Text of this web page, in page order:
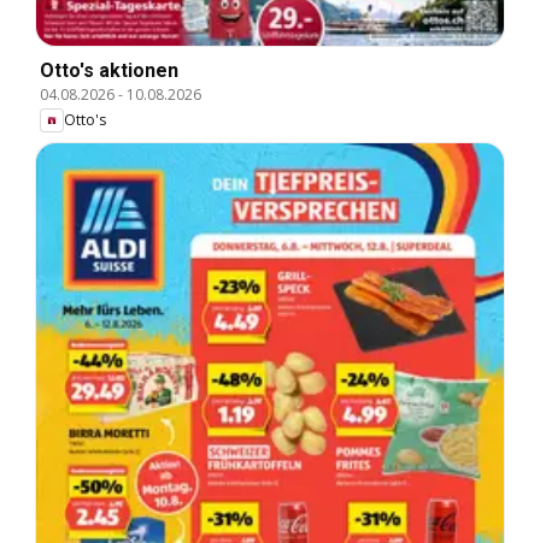
Otto's aktionen
04.08.2026- 10.08.2026
Otto's